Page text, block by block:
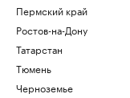
Пермский край
Ростов-на-Дону
Татарстан
Тюмень
Черноземье